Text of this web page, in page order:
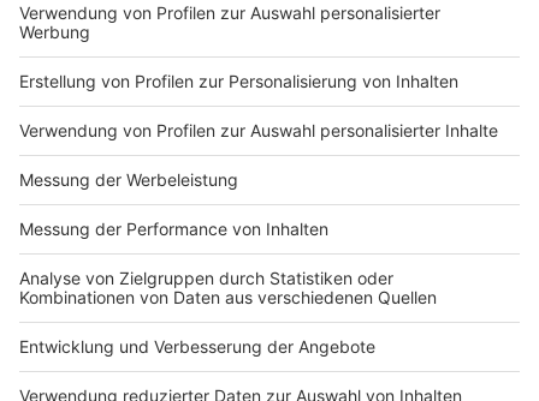
Linie 785
D-Heinrich-Heine-Allee – D-Reisholz S – Hilden Mitte
– Hilden Süd S – Langenfeld-Richrath – Langenfeld S
Linie 831
Krefeld, HPZ Uerdingen – Krefeld, Uerdingen Bf –
Meerbusch, Lank-Latum – Meerbusch, Haus Meer
Linie 834
Mörsenbroich – Düsseldorf Hbf